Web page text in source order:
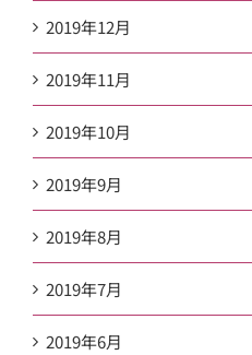
2019年12月
2019年11月
2019年10月
2019年9月
2019年8月
2019年7月
2019年6月